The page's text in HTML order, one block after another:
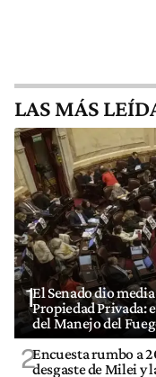
LAS MÁS
1El Senado dio
Propiedad Privada:
del Manejo del
2Encuesta rumbo a
desgaste de Milei y